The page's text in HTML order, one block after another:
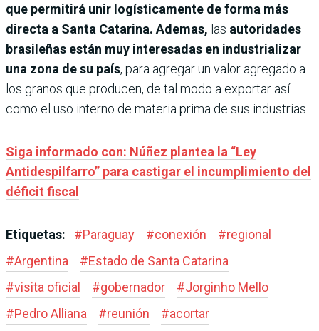
que permitirá unir logísticamente de forma más
directa a Santa Catarina. Ademas, las autoridades
brasileñas están muy interesadas en industrializar
una zona de su país, para agregar un valor agregado a
los granos que producen, de tal modo a exportar así
como el uso interno de materia prima de sus industrias.
Siga informado con: Núñez plantea la “Ley
Antidespilfarro” para castigar el incumplimiento del
déficit fiscal
Etiquetas: #Paraguay #conexión #regional
#Argentina #Estado de Santa Catarina
#visita oficial #gobernador #Jorginho Mello
#Pedro Alliana #reunión #acortar